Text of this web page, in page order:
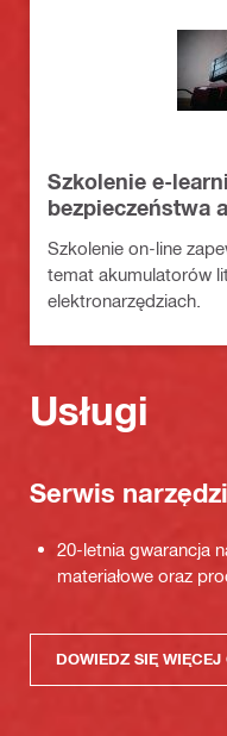
Szkolenie e-
bezpieczeństwa
Szkolenie on-line
temat akumulatorów
elektronarzędziach.
Usługi
Serwis
20-letnia gwarancja
materiałowe oraz
DOWIEDZ SIĘ